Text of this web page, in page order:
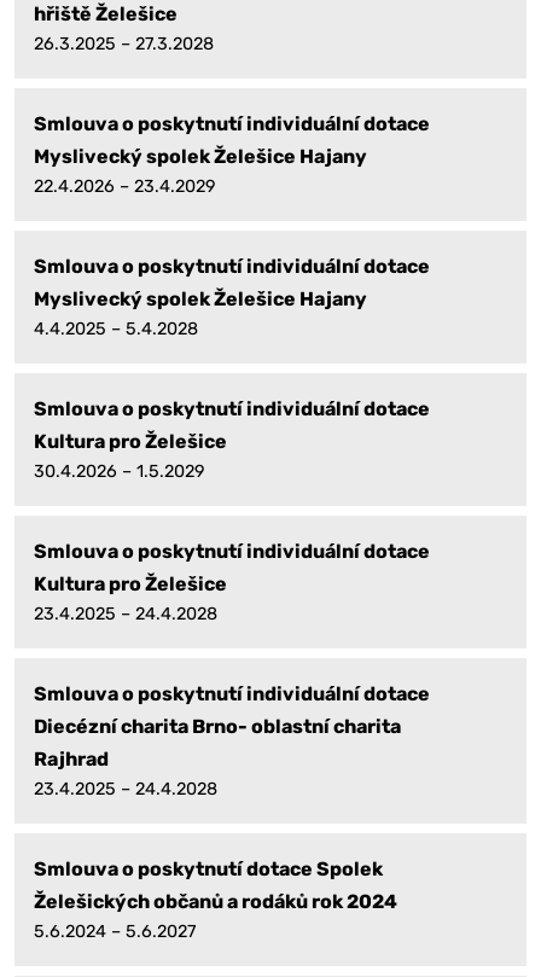
hřiště Želešice
26.3.2025 – 27.3.2028
Smlouva o poskytnutí individuální dotace
Myslivecký spolek Želešice Hajany
22.4.2026 – 23.4.2029
Smlouva o poskytnutí individuální dotace
Myslivecký spolek Želešice Hajany
4.4.2025 – 5.4.2028
Smlouva o poskytnutí individuální dotace
Kultura pro Želešice
30.4.2026 – 1.5.2029
Smlouva o poskytnutí individuální dotace
Kultura pro Želešice
23.4.2025 – 24.4.2028
Smlouva o poskytnutí individuální dotace
Diecézní charita Brno- oblastní charita
Rajhrad
23.4.2025 – 24.4.2028
Smlouva o poskytnutí dotace Spolek
Želešických občanů a rodáků rok 2024
5.6.2024 – 5.6.2027